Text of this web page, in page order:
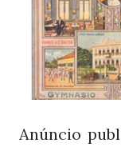
Anúncio